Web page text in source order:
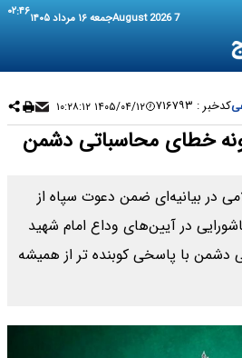
7 August 2026 جمعه ۱۶ مرداد ۱۴۰۵ ۰۲:۴۶
کدخبر : ۷۱۶۷۹۳ ۱۴۰۵/۰۴/۱۲ ۱۰:۲۸:۱۲
خطای محاسباتی دشمن
در بیانیه‌ای ضمن دعوت سپاه از
در آیین‌های وداع امام شهید
دشمن با پاسخی کوبنده تر از همیشه